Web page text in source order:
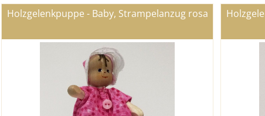
Holzgelenkpuppe - Baby, Strampelanzug rosa